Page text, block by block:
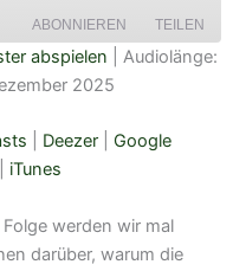
ABONNIEREN TEILEN
Apple Podcasts
Spotify
abspielen
Audiolänge:
2025
Deezer
Google
iTunes
werden wir mal
darüber, warum die